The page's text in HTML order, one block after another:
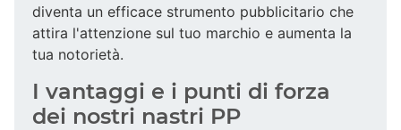
diventa un efficace strumento pubblicitario che
attira l'attenzione sul tuo marchio e aumenta la
tua notorietà.
I vantaggi e i punti di forza
dei nostri nastri PP